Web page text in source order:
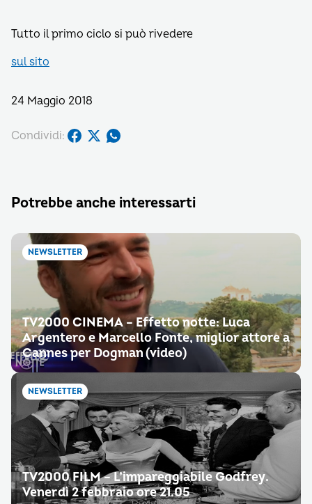
Tutto il primo ciclo si può rivedere
sul sito
24 Maggio 2018
Condividi:
Potrebbe anche interessarti
NEWSLETTER
TV2000 CINEMA – Effetto notte: Luca
Argentero e Marcello Fonte, miglior attore a
Cannes per Dogman (video)
NEWSLETTER
TV2000 FILM – L’impareggiabile Godfrey.
Venerdì 2 febbraio ore 21.05